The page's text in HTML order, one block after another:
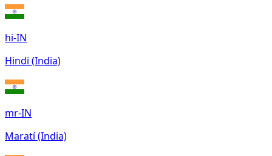
hi-IN
Hindi (India)
mr-IN
Maratí (India)